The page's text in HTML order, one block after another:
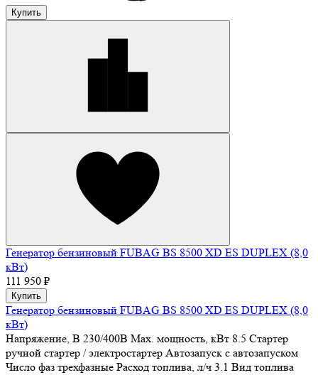
Купить
Генератор бензиновый FUBAG BS 8500 XD ES DUPLEX (8,0
кВт)
111 950 ₽
Купить
Генератор бензиновый FUBAG BS 8500 XD ES DUPLEX (8,0
кВт)
Напряжение, В 230/400В Max. мощность, кВт 8.5 Стартер
ручной стартер / электростартер Автозапуск с автозапуском
Число фаз трехфазные Расход топлива, л/ч 3.1 Вид топлива